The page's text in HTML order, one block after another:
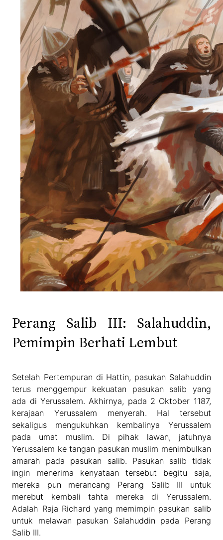
Perang Salib III: Salahuddin,
Pemimpin Berhati Lembut
Setelah Pertempuran di Hattin, pasukan Salahuddin
terus menggempur kekuatan pasukan salib yang
ada di Yerussalem. Akhirnya, pada 2 Oktober 1187,
kerajaan Yerussalem menyerah. Hal tersebut
sekaligus mengukuhkan kembalinya Yerussalem
pada umat muslim. Di pihak lawan, jatuhnya
Yerussalem ke tangan pasukan muslim menimbulkan
amarah pada pasukan salib. Pasukan salib tidak
ingin menerima kenyataan tersebut begitu saja,
mereka pun merancang Perang Salib III untuk
merebut kembali tahta mereka di Yerussalem.
Adalah Raja Richard yang memimpin pasukan salib
untuk melawan pasukan Salahuddin pada Perang
Salib III.